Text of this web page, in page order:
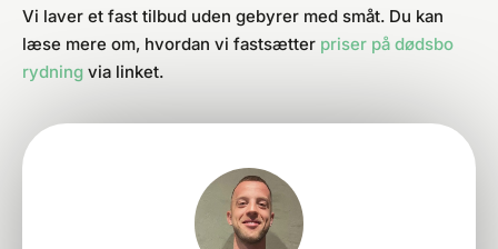
Vi laver et fast tilbud uden gebyrer med småt. Du kan
læse mere om, hvordan vi fastsætter priser på dødsbo
rydning via linket.